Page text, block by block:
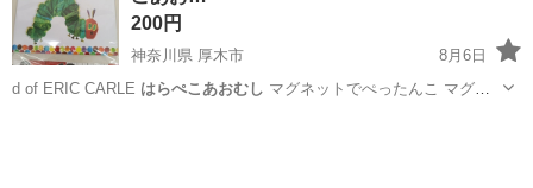
200円
神奈川県 厚木市
8月6日
d of ERIC CARLE はらぺこあおむし マグネットでぺったんこ マグ